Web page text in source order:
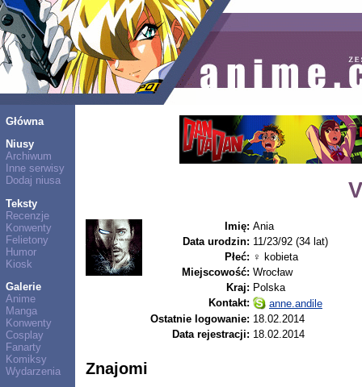
Główna
Niusy
Archiwum
Inne serwisy
Dodaj niusa
Teksty
Recenzje
Konwenty
Felietony
Humor
Kiosk
Galerie
Anime
Manga
Konwenty
Cosplay
Fanarty
Komiksy
Wydarzenia
Imię: Ania
Data urodzin: 11/23/92 (34 lat)
Płeć: ♀ kobieta
Miejscowość: Wrocław
Kraj: Polska
Kontakt:
anne.andile
Ostatnie logowanie: 18.02.2014
Data rejestracji: 18.02.2014
Znajomi